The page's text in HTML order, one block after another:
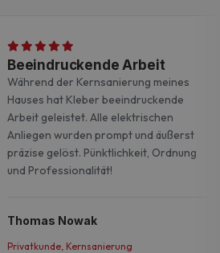
Beeindruckende Arbeit
Während der Kernsanierung meines
Hauses hat Kleber beeindruckende
Arbeit geleistet. Alle elektrischen
Anliegen wurden prompt und äußerst
präzise gelöst. Pünktlichkeit, Ordnung
und Professionalität!
Thomas Nowak
Privatkunde, Kernsanierung